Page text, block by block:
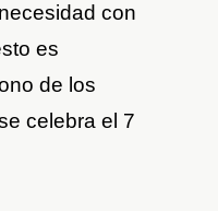
con
es
de los
celebra el 7